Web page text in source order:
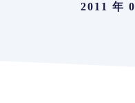
2011 年